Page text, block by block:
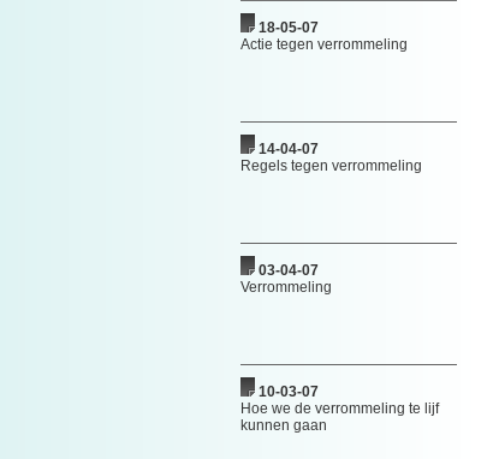
18-05-07
Actie tegen verrommeling
14-04-07
Regels tegen verrommeling
03-04-07
Verrommeling
10-03-07
Hoe we de verrommeling te lijf
kunnen gaan